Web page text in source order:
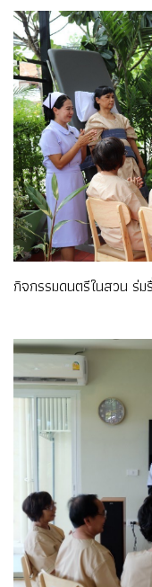
กิจกรรมดนตรีในสวน ร่ม